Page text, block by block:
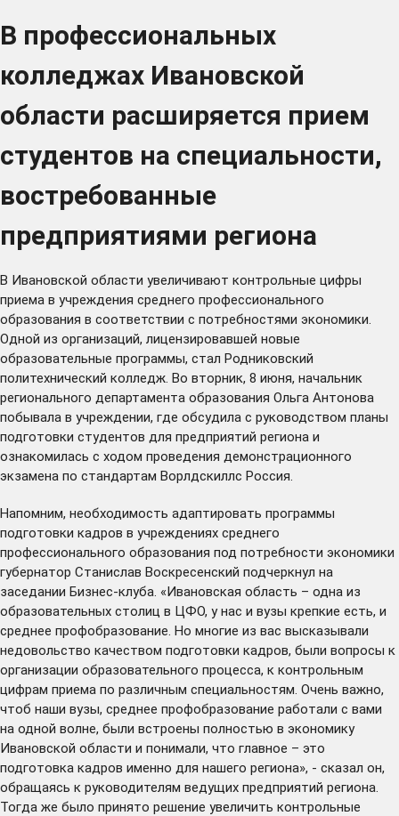
В профессиональных
колледжах Ивановской
области расширяется прием
студентов на специальности,
востребованные
предприятиями региона
В Ивановской области увеличивают контрольные цифры
приема в учреждения среднего профессионального
образования в соответствии с потребностями экономики.
Одной из организаций, лицензировавшей новые
образовательные программы, стал Родниковский
политехнический колледж. Во вторник, 8 июня, начальник
регионального департамента образования Ольга Антонова
побывала в учреждении, где обсудила с руководством планы
подготовки студентов для предприятий региона и
ознакомилась с ходом проведения демонстрационного
экзамена по стандартам Ворлдскиллс Россия.
Напомним, необходимость адаптировать программы
подготовки кадров в учреждениях среднего
профессионального образования под потребности экономики
губернатор Станислав Воскресенский подчеркнул на
заседании Бизнес-клуба. «Ивановская область – одна из
образовательных столиц в ЦФО, у нас и вузы крепкие есть, и
среднее профобразование. Но многие из вас высказывали
недовольство качеством подготовки кадров, были вопросы к
организации образовательного процесса, к контрольным
цифрам приема по различным специальностям. Очень важно,
чтоб наши вузы, среднее профобразование работали с вами
на одной волне, были встроены полностью в экономику
Ивановской области и понимали, что главное – это
подготовка кадров именно для нашего региона», - сказал он,
обращаясь к руководителям ведущих предприятий региона.
Тогда же было принято решение увеличить контрольные